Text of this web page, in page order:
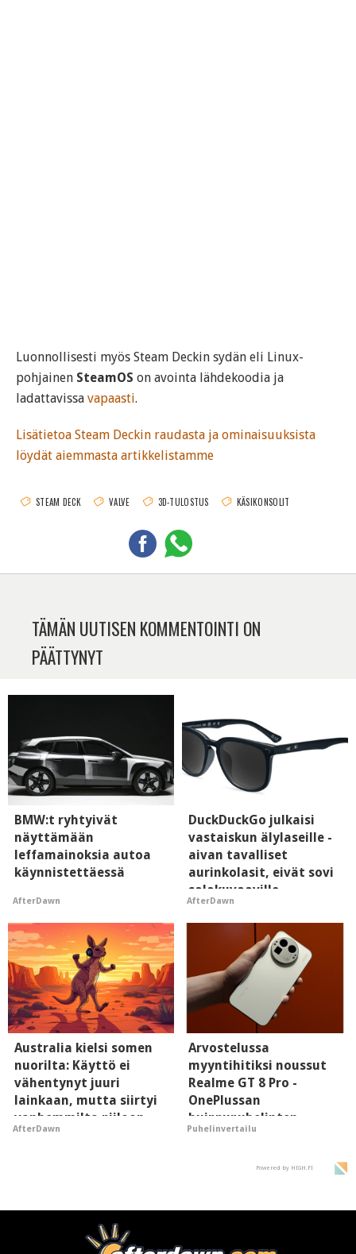
Luonnollisesti myös Steam Deckin sydän eli Linux-
pohjainen SteamOS on avointa lähdekoodia ja
ladattavissa vapaasti.
Lisätietoa Steam Deckin raudasta ja ominaisuuksista
löydät aiemmasta artikkelistamme
STEAM DECK VALVE 3D-TULOSTUS KÄSIKONSOLIT
TÄMÄN UUTISEN KOMMENTOINTI ON
PÄÄTTYNYT
BMW:t ryhtyivät
näyttämään
leffamainoksia autoa
käynnistettäessä
AfterDawn
DuckDuckGo julkaisi
vastaiskun älylaseille -
aivan tavalliset
aurinkolasit, eivät sovi
salakuvaaville
hyypiöille
AfterDawn
Australia kielsi somen
nuorilta: Käyttö ei
vähentynyt juuri
lainkaan, mutta siirtyi
vanhemmilta piiloon
AfterDawn
Arvostelussa
myyntihitiksi noussut
Realme GT 8 Pro -
OnePlussan
huippupuhelinten
"perillinen"
Puhelinvertailu
Powered by HIGH.FI